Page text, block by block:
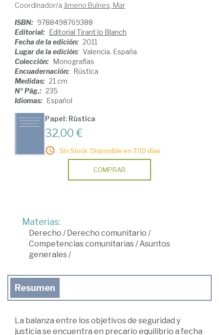
Coordinador/a Jimeno Bulnes, Mar
ISBN: 9788498769388
Editorial: Editorial Tirant lo Blanch
Fecha de la edición: 2011
Lugar de la edición: Valencia. España
Colección: Monografías
Encuadernación: Rústica
Medidas: 21 cm
Nº Pág.: 235
Idiomas: Español
Papel: Rústica
32,00 €
Sin Stock. Disponible en 7/10 días.
COMPRAR
Materias:
Derecho /Derecho comunitario /
Competencias comunitarias /Asuntos
generales /
Resumen
La balanza entre los objetivos de seguridad y
justicia se encuentra en precario equilibrio a fecha